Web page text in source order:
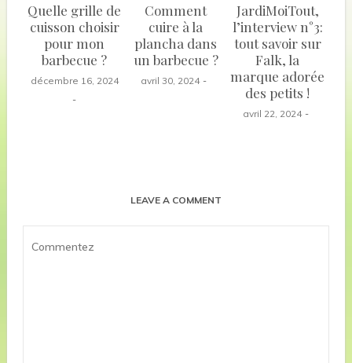
Quelle grille de
cuisson choisir
pour mon
barbecue ?
décembre 16, 2024
Comment
cuire à la
plancha dans
un barbecue ?
avril 30, 2024
JardiMoiTout,
l’interview n°3:
tout savoir sur
Falk, la
marque adorée
des petits !
avril 22, 2024
LEAVE A COMMENT